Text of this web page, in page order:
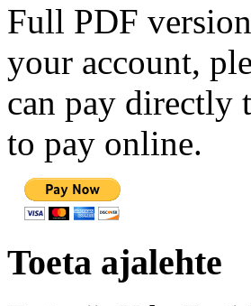
Full PDF
your account,
can pay directly
to pay online.
Toeta ajalehte